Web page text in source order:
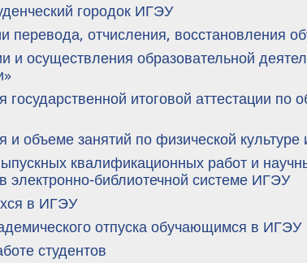
городок ИГЭУ
перевода, отчисления, восстановления
и осуществления образовательной
итоговой аттестации
объеме занятий по физической
квалификационных работ и
электронно-библиотечной системе ИГЭУ
в ИГЭУ
отпуска обучающимся в ИГЭУ
студентов